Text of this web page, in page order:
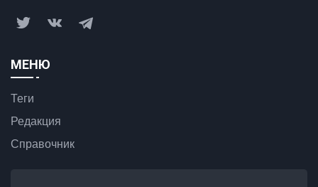
МЕНЮ
Теги
Редакция
Справочник